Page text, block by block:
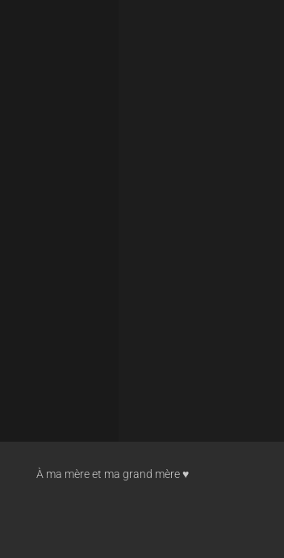
À ma mère et ma grand mère ♥︎